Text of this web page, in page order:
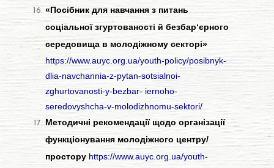
«Посібник для навчання з питань
соціальної згуртованості й безбар‘єрного
середовища в молодіжному секторі»
https://www.auyc.org.ua/youth-policy/posibnyk-
dlia-navchannia-z-pytan-sotsialnoi-
zghurtovanosti-y-bezbar- iernoho-
seredovyshcha-v-molodizhnomu-sektori/
Методичні рекомендації щодо організації
функціонування молодіжного центру/
простору https://www.auyc.org.ua/youth-